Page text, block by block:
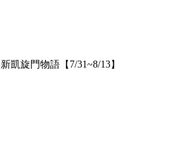
新凱旋門物語【7/31~8/13】